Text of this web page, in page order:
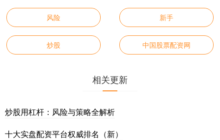
风险 新手
炒股 中国股票配资网
相关更新
炒股用杠杆：风险与策略全解析
十大实盘配资平台权威排名（新）